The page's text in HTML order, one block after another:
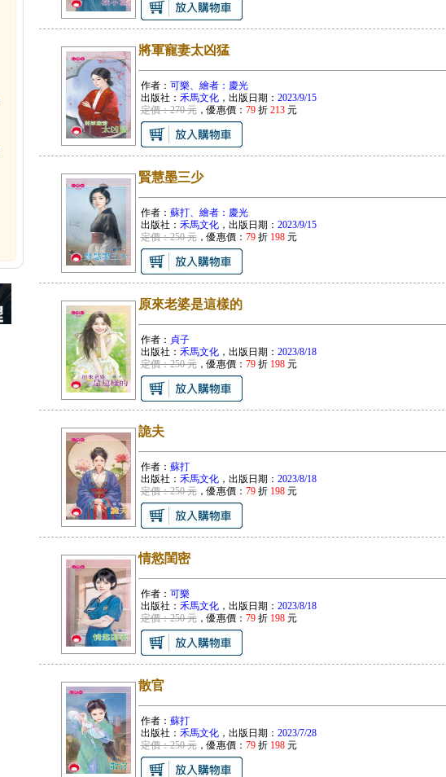
將軍寵妻太凶猛
作者： 可樂、繪者：慶光
出版社： 禾馬文化，出版日期： 2023/9/15
定價：270 元，優惠價： 79折 213元
賢慧墨三少
作者： 蘇打、繪者：慶光
出版社： 禾馬文化，出版日期： 2023/9/15
定價：250 元，優惠價： 79折 198元
原來老婆是這樣的
作者： 貞子
出版社： 禾馬文化，出版日期： 2023/8/18
定價：250 元，優惠價： 79折 198元
詭夫
作者： 蘇打
出版社： 禾馬文化，出版日期： 2023/8/18
定價：250 元，優惠價： 79折 198元
情慾閨密
作者： 可樂
出版社： 禾馬文化，出版日期： 2023/8/18
定價：250 元，優惠價： 79折 198元
散官
作者： 蘇打
出版社： 禾馬文化，出版日期： 2023/7/28
定價：250 元，優惠價： 79折 198元